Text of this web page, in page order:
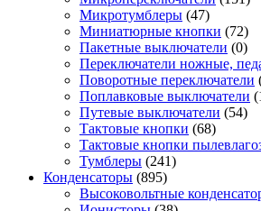
Микротумблеры (47)
Миниатюрные кнопки (72)
Пакетные выключатели (0)
Переключатели ножные,
Поворотные переключатели
Поплавковые выключатели
Путевые выключатели (54)
Тактовые кнопки (68)
Тактовые кнопки
Тумблеры (241)
Конденсаторы (895)
Высоковольтные